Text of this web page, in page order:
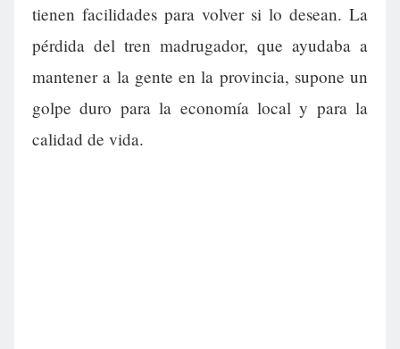
tienen facilidades para volver si lo desean. La
pérdida del tren madrugador, que ayudaba a
mantener a la gente en la provincia, supone un
golpe duro para la economía local y para la
calidad de vida.